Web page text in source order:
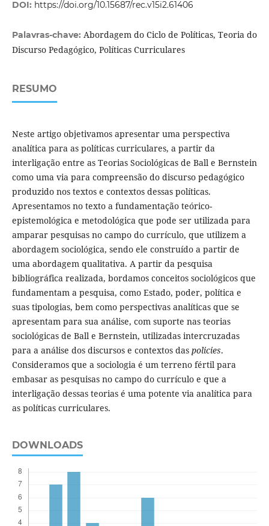
DOI: https://doi.org/10.15687/rec.v15i2.61406
Palavras-chave: Abordagem do Ciclo de Políticas, Teoria do
Discurso Pedagógico, Políticas Curriculares
RESUMO
Neste artigo objetivamos apresentar uma perspectiva
analítica para as políticas curriculares, a partir da
interligação entre as Teorias Sociológicas de Ball e Bernstein
como uma via para compreensão do discurso pedagógico
produzido nos textos e contextos dessas políticas.
Apresentamos no texto a fundamentação teórico-
epistemológica e metodológica que pode ser utilizada para
amparar pesquisas no campo do currículo, que utilizem a
abordagem sociológica, sendo ele construído a partir de
uma abordagem qualitativa. A partir da pesquisa
bibliográfica realizada, bordamos conceitos sociológicos que
fundamentam a pesquisa, como Estado, poder, política e
suas tipologias, bem como perspectivas analíticas que se
apresentam para sua análise, com suporte nas teorias
sociológicas de Ball e Bernstein, utilizadas intercruzadas
para a análise dos discursos e contextos das policies.
Consideramos que a sociologia é um terreno fértil para
embasar as pesquisas no campo do currículo e que a
interligação dessas teorias é uma potente via analítica para
as políticas curriculares.
DOWNLOADS